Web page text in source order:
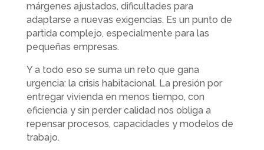
márgenes ajustados, dificultades para
adaptarse a nuevas exigencias. Es un punto de
partida complejo, especialmente para las
pequeñas empresas.
Y a todo eso se suma un reto que gana
urgencia: la crisis habitacional. La presión por
entregar vivienda en menos tiempo, con
eficiencia y sin perder calidad nos obliga a
repensar procesos, capacidades y modelos de
trabajo.